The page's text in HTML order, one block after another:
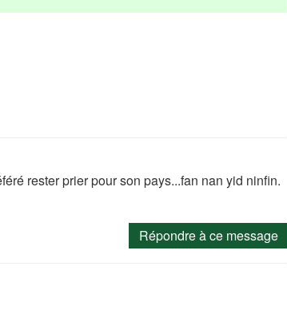
rester prier pour son pays...fan nan yid ninfin.
Répondre à ce message